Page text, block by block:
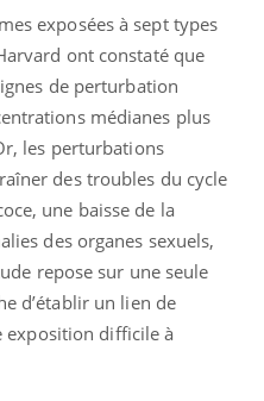
exposées à sept types
ont constaté que
de perturbation
médianes plus
les perturbations
des troubles du cycle
une baisse de la
des organes sexuels,
repose sur une seule
d’établir un lien de
exposition difficile à